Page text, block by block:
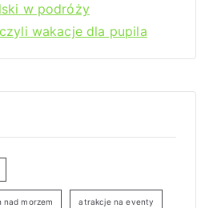
w podróży
wakacje dla pupila
nad morzem atrakcje na eventy